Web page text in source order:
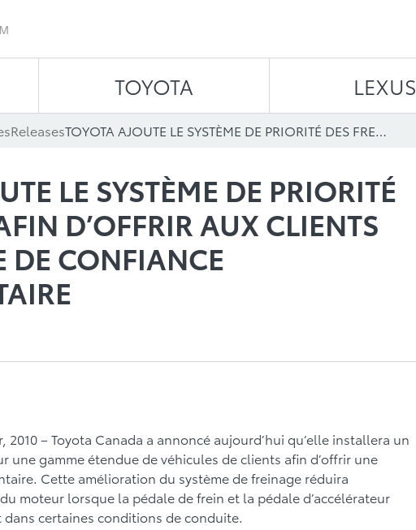
TOYOTA LEXUS
Releases TOYOTA AJOUTE LE SYSTÈME DE PRIORITÉ DES FREINS AFIN D’OFFRIR AUX CLIENTS UNE MESURE DE CONFIANCE SUPPLÉMENTAIRE
LE SYSTÈME DE PRIORITÉ
D’OFFRIR AUX CLIENTS
DE CONFIANCE
2010 – Toyota Canada a annoncé aujourd’hui qu’elle installera un
une gamme étendue de véhicules de clients afin d’offrir une
Cette amélioration du système de freinage réduira
moteur lorsque la pédale de frein et la pédale d’accélérateur
certaines conditions de conduite.